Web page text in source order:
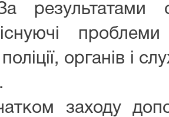
результатами
органів і
заходу